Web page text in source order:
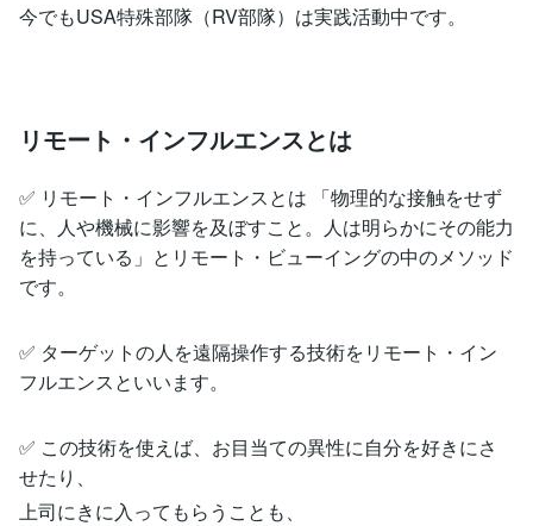
今でもUSA特殊部隊（RV部隊）は実践活動中です。
リモート・インフルエンスとは
✅ リモート・インフルエンスとは 「物理的な接触をせず
に、人や機械に影響を及ぼすこと。人は明らかにその能力
を持っている」とリモート・ビューイングの中のメソッド
です。
✅ ターゲットの人を遠隔操作する技術をリモート・イン
フルエンスといいます。
✅ この技術を使えば、お目当ての異性に自分を好きにさ
せたり、
上司にきに入ってもらうことも、